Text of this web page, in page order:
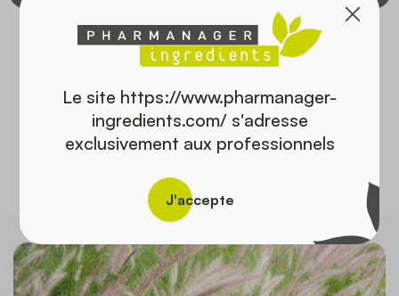
PISSENLIT
Taraxacum officinale (L.) Weber
Le site https://www.pharmanager-
ingredients.com/ s'adresse
exclusivement aux professionnels
J'accepte